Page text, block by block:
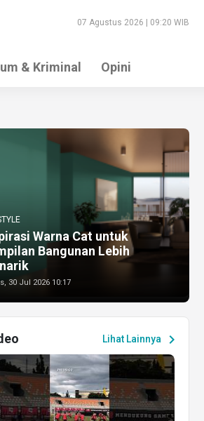
07 Agustus 2026 | 09:20 WIB
& Kriminal Opini
Warna Cat untuk
Bangunan Lebih
30 Jul 2026 10:17
Lihat Lainnya chevron_right